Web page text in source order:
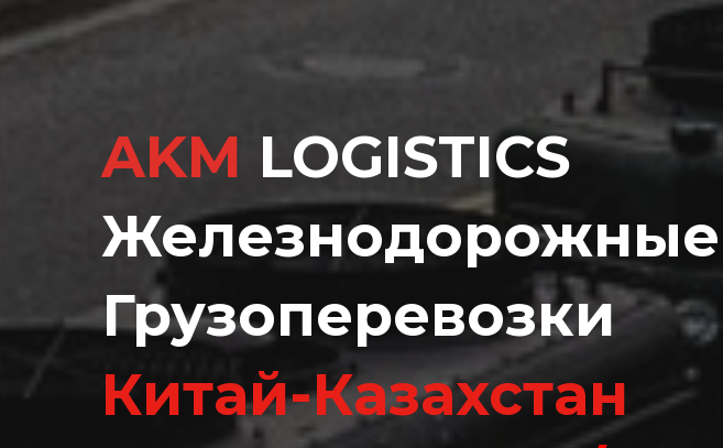
AKM LOGISTICS
Железнодорожные
Грузоперевозки
Китай-Казахстан